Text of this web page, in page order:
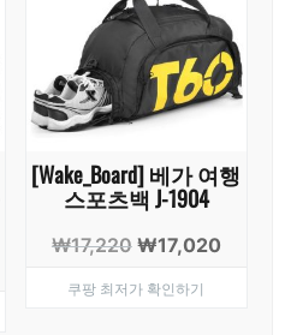
[Wake_Board] 베가 여행
스포츠백 J-1904
₩17,220 원
가
₩17,020현
쿠팡 최저가 확인하기